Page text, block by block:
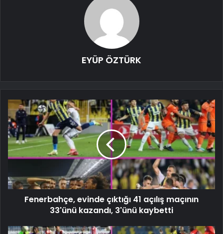
EYÜP ÖZTÜRK
Fenerbahçe, evinde çıktığı 41 açılış maçının
33'ünü kazandı, 3'ünü kaybetti